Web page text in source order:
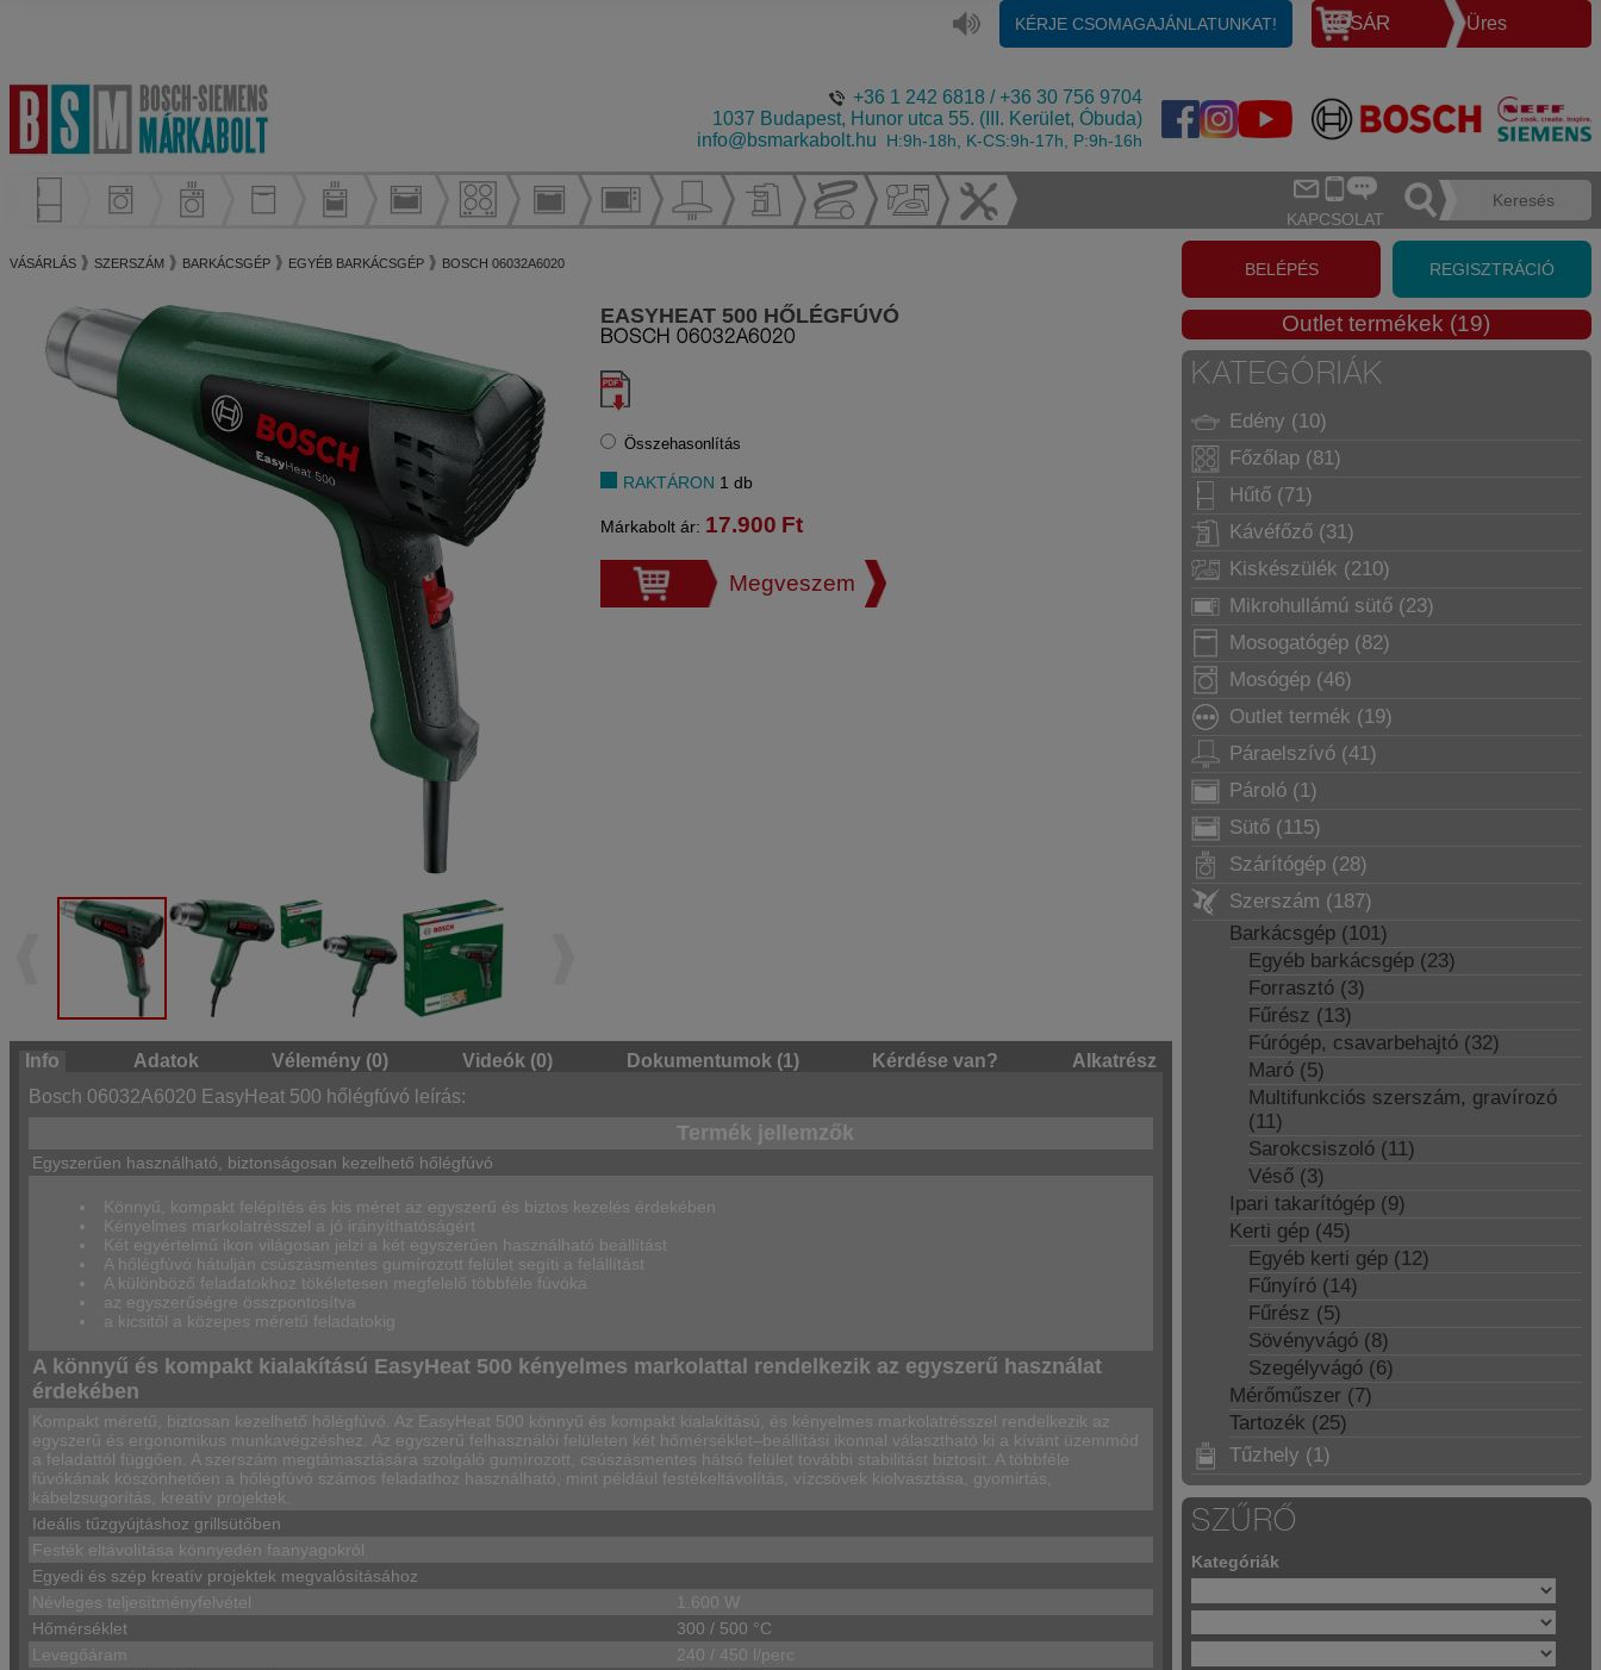
KÉRJE CSOMAGAJÁNLATUNKAT! KOSÁR Üres
+36 1 242 6818 /+36 30 756 9704
1037 Budapest, Hunor utca 55. (III. Kerület, Óbuda)
info@bsmarkabolt.hu
H:9h-18h, K-CS:9h-17h, P:9h-16h
KAPCSOLAT
VÁSÁRLÁS SZERSZÁM BARKÁCSGÉP EGYÉB BARKÁCSGÉP BOSCH 06032A6020
EASYHEAT 500 HŐLÉGFÚVÓ
BOSCH 06032A6020
Összehasonlítás
RAKTÁRON 1 db
Márkabolt ár: 17.900 Ft
Megveszem
Info Adatok Vélemény (0) Videók (0) Dokumentumok (1) Kérdése van?
Alkatrész
Bosch 06032A6020 EasyHeat 500 hőlégfúvó leírás:
Termék jellemzők
Egyszerűen használható, biztonságosan kezelhető hőlégfúvó
Könnyű, kompakt felépítés és kis méret az egyszerű és biztos kezelés érdekében
Kényelmes markolatrésszel a jó irányíthatóságért
Két egyértelmű ikon világosan jelzi a két egyszerűen használható beállítást
A hőlégfúvó hátulján csúszásmentes gumírozott felület segíti a felállítást
A különböző feladatokhoz tökéletesen megfelelő többféle fúvóka
az egyszerűségre összpontosítva
a kicsitől a közepes méretű feladatokig
A könnyű és kompakt kialakítású EasyHeat 500 kényelmes markolattal rendelkezik az egyszerű használat
érdekében
Kompakt méretű, biztosan kezelhető hőlégfúvó. Az EasyHeat 500 könnyű és kompakt kialakítású, és kényelmes markolatrésszel rendelkezik az
egyszerű és ergonomikus munkavégzéshez. Az egyszerű felhasználói felületen két hőmérséklet–beállítási ikonnal választható ki a kívánt üzemmód
a feladattól függően. A szerszám megtámasztására szolgáló gumírozott, csúszásmentes hátsó felület további stabilitást biztosít. A többféle
fúvókának köszönhetően a hőlégfúvó számos feladathoz használható, mint például festékeltávolítás, vízcsövek kiolvasztása, gyomirtás,
kábelzsugorítás, kreatív projektek.
Ideális tűzgyújtáshoz grillsütőben
Festék eltávolítása könnyedén faanyagokról
Egyedi és szép kreatív projektek megvalósításához
Névleges teljesítményfelvétel
1.600 W
Hőmérséklet
300 / 500 °C
Levegőáram
240 / 450 l/perc
BELÉPÉS REGISZTRÁCIÓ
Outlet termékek (19)
KATEGÓRIÁK
Edény (10)
Főzőlap (81)
Hűtő (71)
Kávéfőző (31)
Kiskészülék (210)
Mikrohullámú sütő (23)
Mosogatógép (82)
Mosógép (46)
Outlet termék (19)
Páraelszívó (41)
Pároló (1)
Sütő (115)
Szárítógép (28)
Szerszám (187)
Barkácsgép (101)
Egyéb barkácsgép (23)
Forrasztó (3)
Fűrész (13)
Fúrógép, csavarbehajtó (32)
Maró (5)
Multifunkciós szerszám, gravírozó
(11)
Sarokcsiszoló (11)
Véső (3)
Ipari takarítógép (9)
Kerti gép (45)
Egyéb kerti gép (12)
Fűnyíró (14)
Fűrész (5)
Sövényvágó (8)
Szegélyvágó (6)
Mérőműszer (7)
Tartozék (25)
Tűzhely (1)
SZŰRŐ
Kategóriák